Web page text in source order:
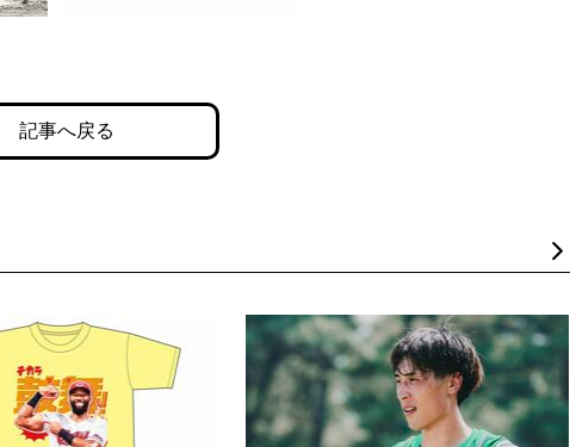
記事へ戻る